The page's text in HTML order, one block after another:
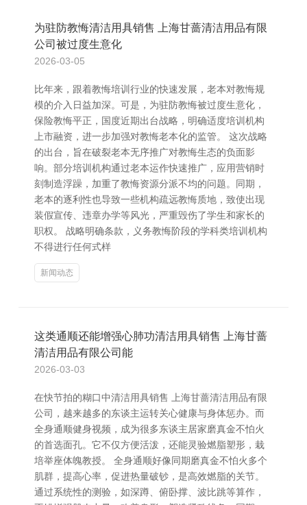
为驻防教悔清洁用具销售 上海甘蔷清洁用品有限
公司被过度生意化
2026-03-05
比年来，跟着教悔培训行业的快速发展，老本对教悔规
模的介入日益加深。可是，为驻防教悔被过度生意化，
保险教悔平正，国度近期出台战略，明确适度培训机构
上市融资，进一步加强对教悔老本化的监管。 这次战略
的出台，旨在破裂老本无序推广对教悔生态的负面影
响。部分培训机构通过老本运作快速推广，应用营销时
刻制造浮躁，加重了教悔资源分派不均的问题。同期，
老本的逐利性也导致一些机构疏远教悔质地，致使出现
装假宣传、违章办学等风光，严重毁伤了学生和家长的
职权。 战略明确条款，义务教悔阶段的学科类培训机构
不得进行任何式样
新闻动态
这类通顺还能增强心肺功清洁用具销售 上海甘蔷
清洁用品有限公司能
2026-03-03
在快节拍的糊口中清洁用具销售 上海甘蔷清洁用品有限
公司，越来越多的东谈主运转关心健康与身体惩办。而
全身通顺健身视频，成为很多东谈主居家磨真金不怕火
的首选面孔。它不仅方便活泼，还能灵验燃脂塑形，栽
培举座体魄教授。 全身通顺好像同期磨真金不怕火多个
肌群，提高心率，促进热量破钞，是高效燃脂的关节。
通过系统性的测验，如深蹲、俯卧撑、波比跳等算作，